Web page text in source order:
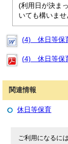
(利用日が決ま
いても構いませ
(4) 休日等保
(4) 休日等保
関連情報
休日等保育
ご利用になるに